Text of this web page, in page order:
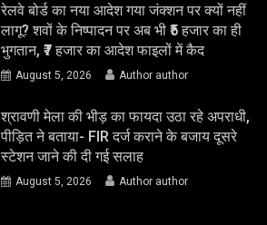
रेलवे बोर्ड का नया आदेश गया जंक्शन पर क्यों नहीं
लागू? शवों के निष्पादन पर अब भी ₹5 हजार का ही
भुगतान, ₹7 हजार का आदेश फाइलों में कैद
August 5, 2026 Author author
श्रावणी मेला की भीड़ का फायदा उठा रहे अपराधी,
पीड़ित ने बताया- FIR दर्ज कराने के बजाय दूसरे
स्टेशन जाने की दी गई सलाह
August 5, 2026 Author author